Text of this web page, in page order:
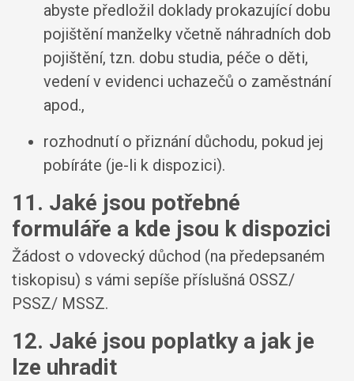
abyste předložil doklady prokazující dobu
pojištění manželky včetně náhradních dob
pojištění, tzn. dobu studia, péče o děti,
vedení v evidenci uchazečů o zaměstnání
apod.,
rozhodnutí o přiznání důchodu, pokud jej
pobíráte (je-li k dispozici).
11. Jaké jsou potřebné
formuláře a kde jsou k dispozici
Žádost o vdovecký důchod (na předepsaném
tiskopisu) s vámi sepíše příslušná OSSZ/
PSSZ/ MSSZ.
12. Jaké jsou poplatky a jak je
lze uhradit